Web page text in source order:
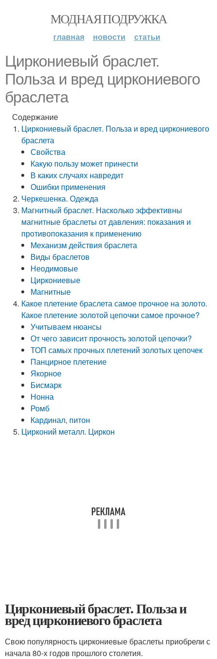
МОДНАЯ ПОДРУЖКА
главная новости статьи
Циркониевый браслет.
Польза и вред циркониевого
браслета
Содержание
Циркониевый браслет. Польза и вред циркониевого
браслета
Свойства
Какую пользу может принести
В каких случаях навредит
Ошибки применения
Черкешенка. Одежда
Магнитный браслет. Насколько эффективны
магнитные браслеты от давления: показания и
противопоказания к применению
Механизм действия браслета
Виды браслетов
Неодимовые
Циркониевые
Магнитные
Какое плетение браслета самое прочное на золото.
Какое плетение золотой цепочки самое прочное?
Учитываем нюансы
От чего зависит прочность золотой цепочки?
ТОП самых прочных плетений золотых цепочек
Панцирное плетение
Якорное
Бисмарк
Нонна
Ромб
Кардинал, питон
Цирконий металл. Циркон
Циркониевый браслет. Польза и
вред циркониевого браслета
Свою популярность циркониевые браслеты приобрели с
начала 80-х годов прошлого столетия.